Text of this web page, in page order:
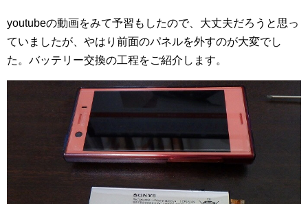
youtubeの動画をみて予習もしたので、大丈夫だろうと思っ
ていましたが、やはり前面のパネルを外すのが大変でし
た。バッテリー交換の工程をご紹介します。